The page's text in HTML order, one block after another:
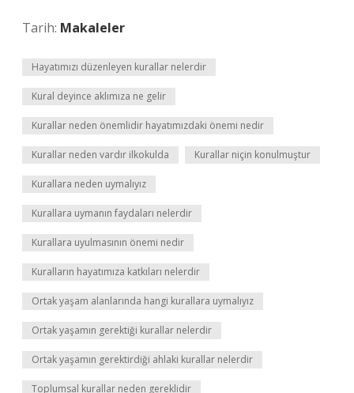
Tarih: Makaleler
Hayatımızı düzenleyen kurallar nelerdir
Kural deyince aklımıza ne gelir
Kurallar neden önemlidir hayatımızdaki önemi nedir
Kurallar neden vardır ilkokulda Kurallar niçin konulmuştur
Kurallara neden uymalıyız
Kurallara uymanın faydaları nelerdir
Kurallara uyulmasının önemi nedir
Kuralların hayatımıza katkıları nelerdir
Ortak yaşam alanlarında hangi kurallara uymalıyız
Ortak yaşamın gerektiği kurallar nelerdir
Ortak yaşamın gerektirdiği ahlaki kurallar nelerdir
Toplumsal kurallar neden gereklidir